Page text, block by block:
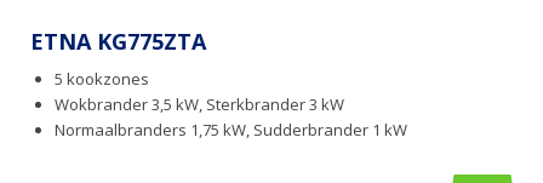
ETNA KG775ZTA
5 kookzones
Wokbrander 3,5 kW, Sterkbrander 3 kW
Normaalbranders 1,75 kW, Sudderbrander 1 kW